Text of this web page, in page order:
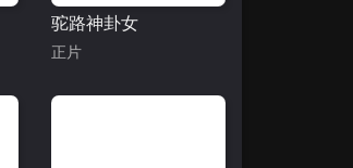
驼路神卦女
正片